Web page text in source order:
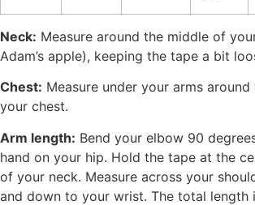
Neck: Measure around the middle of
Adam’s apple), keeping the tape a bit
Chest: Measure under your arms
your chest.
Arm length: Bend your elbow 90
hand on your hip. Hold the tape at the
of your neck. Measure across your
and down to your wrist. The total length